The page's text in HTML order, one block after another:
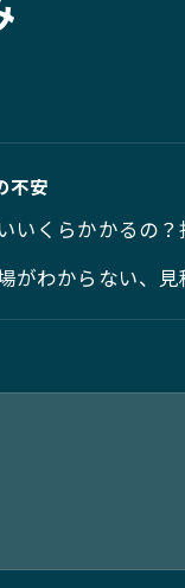
不安
いくらかかるの
がわからない、